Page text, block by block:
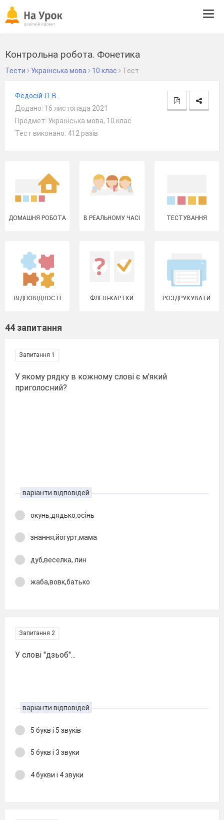
Контрольна робота. Фонетика
Тести Українська мова 10 клас Тест
Федосій Л. В.
Додано: 16 листопада 2021
Предмет: Українська мова, 10 клас
Тест виконано: 412 разів
ДОМАШНЯ РОБОТА В РЕАЛЬНОМУ ЧАСІ ТЕСТУВАННЯ
ВІДПОВІДНОСТІ ФЛЕШ-КАРТКИ РОЗДРУКУВАТИ
44 запитання
Запитання 1
У якому рядку в кожному слові є м'який
приголосний?
варіанти відповідей
окунь,дядько,осінь
знання,йогурт,мама
дуб,веселка, лин
жаба,вовк,батько
Запитання 2
У слові "дзьоб"...
варіанти відповідей
5 букв і 5 звуків
5 букв і 3 звуки
4 букви і 4 звуки